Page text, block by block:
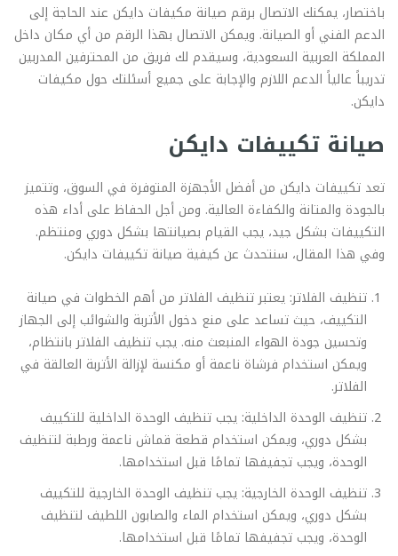
باختصار، يمكنك الاتصال برقم صيانة مكيفات دايكن عند الحاجة إلى
الدعم الفني أو الصيانة. ويمكن الاتصال بهذا الرقم من أي مكان داخل
المملكة العربية السعودية، وسيقدم لك فريق من المحترفين المدربين
تدريباً عالياً الدعم اللازم والإجابة على جميع أسئلتك حول مكيفات
دايكن.
صيانة تكييفات دايكن
تعد تكييفات دايكن من أفضل الأجهزة المتوفرة في السوق، وتتميز
بالجودة والمتانة والكفاءة العالية. ومن أجل الحفاظ على أداء هذه
التكييفات بشكل جيد، يجب القيام بصيانتها بشكل دوري ومنتظم.
وفي هذا المقال، سنتحدث عن كيفية صيانة تكييفات دايكن.
تنظيف الفلاتر: يعتبر تنظيف الفلاتر من أهم الخطوات في صيانة
التكييف، حيث تساعد على منع دخول الأتربة والشوائب إلى الجهاز
وتحسين جودة الهواء المنبعث منه. يجب تنظيف الفلاتر بانتظام،
ويمكن استخدام فرشاة ناعمة أو مكنسة لإزالة الأتربة العالقة في
الفلاتر.
تنظيف الوحدة الداخلية: يجب تنظيف الوحدة الداخلية للتكييف
بشكل دوري، ويمكن استخدام قطعة قماش ناعمة ورطبة لتنظيف
الوحدة، ويجب تجفيفها تمامًا قبل استخدامها.
تنظيف الوحدة الخارجية: يجب تنظيف الوحدة الخارجية للتكييف
بشكل دوري، ويمكن استخدام الماء والصابون اللطيف لتنظيف
الوحدة، ويجب تجفيفها تمامًا قبل استخدامها.